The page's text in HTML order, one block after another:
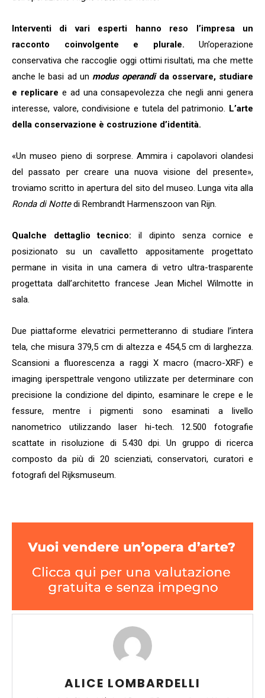
Interventi di vari esperti hanno reso l’impresa un
racconto coinvolgente e plurale. Un’operazione
conservativa che raccoglie oggi ottimi risultati, ma che mette
anche le basi ad un modus operandida osservare, studiare
e replicare e ad una consapevolezza che negli anni genera
interesse, valore, condivisione e tutela del patrimonio. L’arte
della conservazione è costruzione d’identità.
«Un museo pieno di sorprese. Ammira i capolavori olandesi
del passato per creare una nuova visione del presente»,
troviamo scritto in apertura del sito del museo. Lunga vita alla
Ronda di Nottedi Rembrandt Harmenszoon van Rijn.
Qualche dettaglio tecnico: il dipinto senza cornice e
posizionato su un cavalletto appositamente progettato
permane in visita in una camera di vetro ultra-trasparente
progettata dall’architetto francese Jean Michel Wilmotte in
sala.
Due piattaforme elevatrici permetteranno di studiare l’intera
tela, che misura 379,5 cm di altezza e 454,5 cm di larghezza.
Scansioni a fluorescenza a raggi X macro (macro-XRF) e
imaging iperspettrale vengono utilizzate per determinare con
precisione la condizione del dipinto, esaminare le crepe e le
fessure, mentre i pigmenti sono esaminati a livello
nanometrico utilizzando laser hi-tech. 12.500 fotografie
scattate in risoluzione di 5.430 dpi. Un gruppo di ricerca
composto da più di 20 scienziati, conservatori, curatori e
fotografi del Rijksmuseum.
ALICE LOMBARDELLI